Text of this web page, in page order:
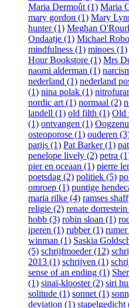
Maria Dermoût (1) Maria
mary gordon (1) Mary
hunter (1) Meghan
Ondaatje (1) Michael
mindfulness (1) minoes (1)
Hour Bookstore (1) Mrs
naomi alderman (1)
nederland (1) nederland
(1) nina polak (1)
nordic art (1) normaal (2)
landell (1) old filth (1) Old
(1) ontvangen (1)
osteoporose (1) ouderen
parijs (1) Pat Barker (1)
penelope lively (2) petra
pier en oceaan (1) pierre
poetsdag (2) politiek (5)
omroep (1) puntige
maria rilke (4) ramses
religie (2) renate
hobb (3) robin sloan (1)
iperen (1) rubber (1)
winman (1) Saskia
(5) schrijfmoeder (12)
2013 (1) schrijven (1)
sense of an ending (1)
(1) sinaï-klooster (2) siri
solitude (1) sonnet (1)
deviation (1) stapelgedicht